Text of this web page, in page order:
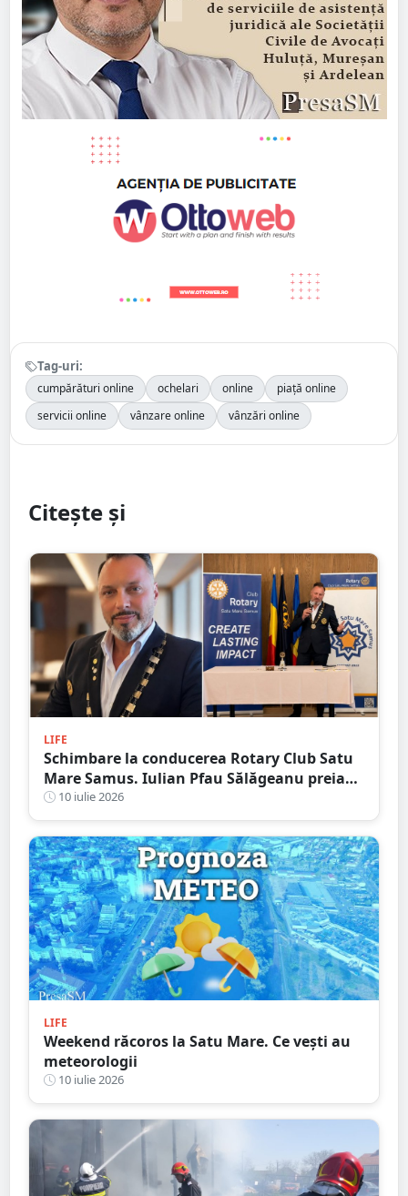
Tag-uri:
cumpărături online ochelari online
piață online
servicii online
vânzare online vânzări online
Citește și
LIFE
Schimbare la conducerea Rotary Club Satu
Mare Samus. Iulian Pfau Sălăgeanu preia
mandatul de președinte
10 iulie 2026
LIFE
Weekend răcoros la Satu Mare. Ce vești au
meteorologii
10 iulie 2026